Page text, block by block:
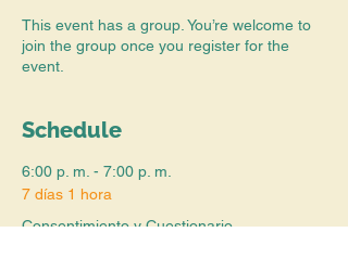
This event has a group. You’re welcome to
join the group once you register for the
event.
Schedule
6:00 p. m. - 7:00 p. m.
7 días 1 hora
Consentimiento y Cuestionario